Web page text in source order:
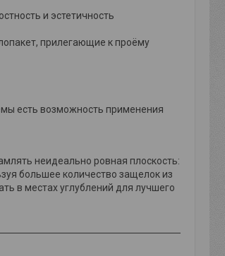
и эстетичность
прилегающие к проёму
есть возможность применения
неидеально ровная плоскость:
большее количество защелок из
в местах углублений для лучшего